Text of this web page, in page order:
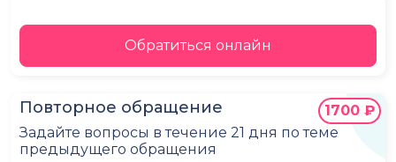
Обратиться онлайн
Повторное обращение
Задайте вопросы в течение 21 дня по теме
предыдущего обращения
1700 ₽